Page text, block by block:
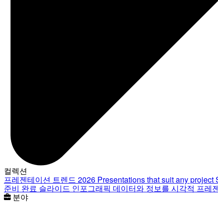
컬렉션
프레젠테이션 트렌드 2026 Presentations that suit any project
준비 완료 슬라이드 인포그래픽 데이터와 정보를 시각적 프레
분야